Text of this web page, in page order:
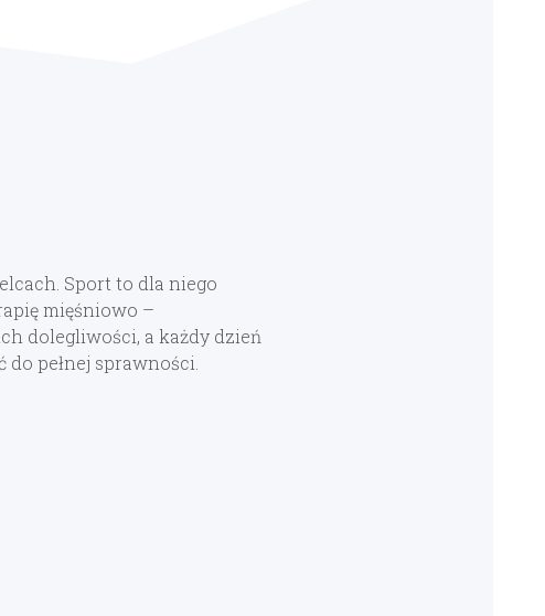
Sport to dla niego
mięśniowo –
dolegliwości, a każdy dzień
pełnej sprawności.